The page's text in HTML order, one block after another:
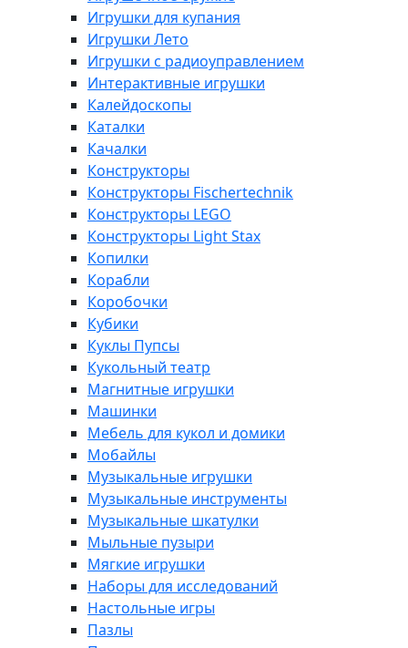
Игрушки для купания
Игрушки Лето
Игрушки с радиоуправлением
Интерактивные игрушки
Калейдоскопы
Каталки
Качалки
Конструкторы
Конструкторы Fisсhertechnik
Конструкторы LEGO
Конструкторы Light Stax
Копилки
Корабли
Коробочки
Кубики
Куклы Пупсы
Кукольный театр
Магнитные игрушки
Машинки
Мебель для кукол и домики
Мобайлы
Музыкальные игрушки
Музыкальные инструменты
Музыкальные шкатулки
Мыльные пузыри
Мягкие игрушки
Наборы для исследований
Настольные игры
Пазлы